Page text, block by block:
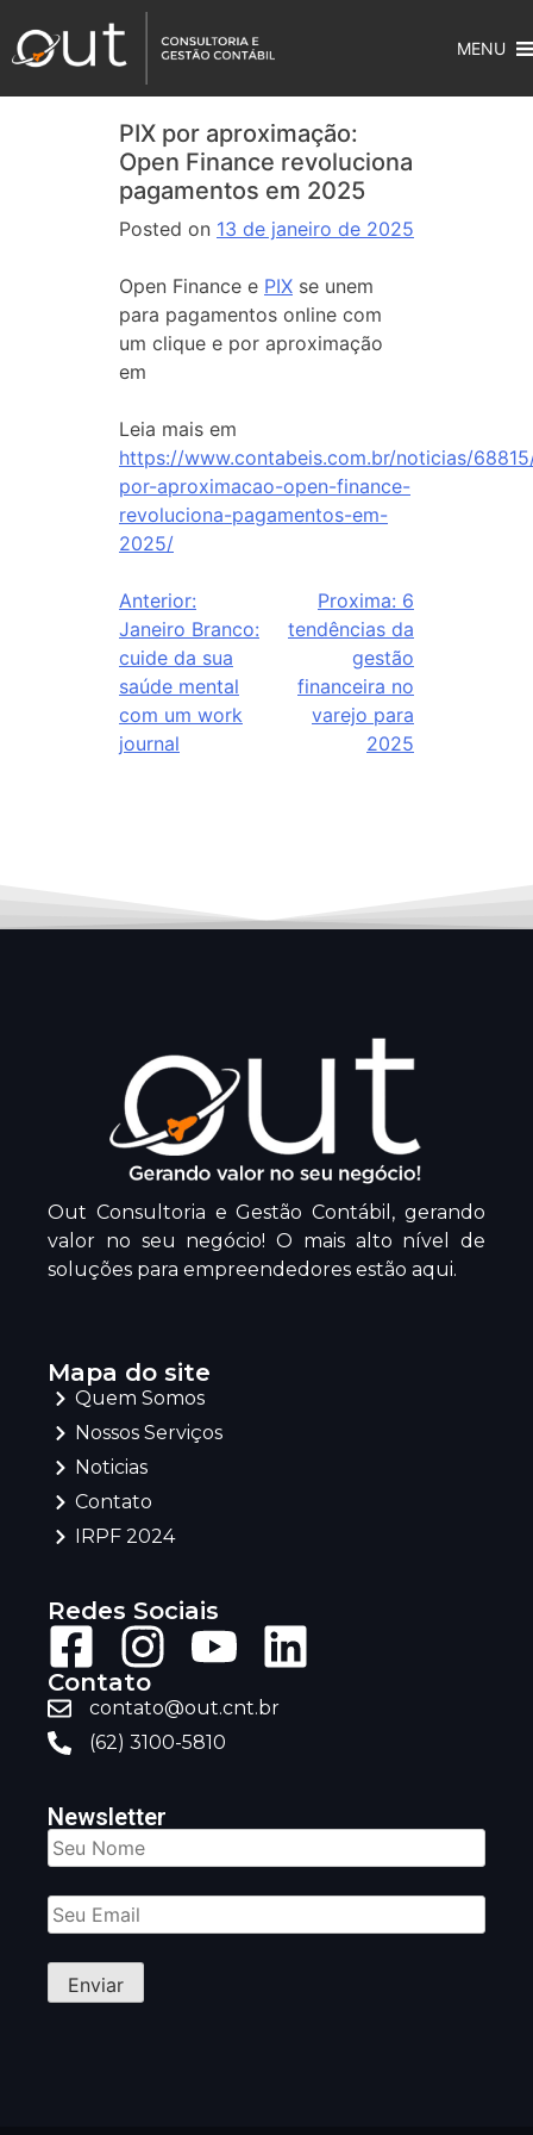
MENU
PIX por aproximação:
Open Finance revoluciona
pagamentos em 2025
Posted on 13 de janeiro de 2025
Open Finance e PIX se unem
para pagamentos online com
um clique e por aproximação
em
Leia mais em
https://www.contabeis.com.br/noticias/
por-aproximacao-open-finance-
revoluciona-pagamentos-em-
2025/
Anterior:
Janeiro Branco:
cuide da sua
saúde mental
com um work
journal
Proxima: 6
tendências da
gestão
financeira no
varejo para
2025
Out Consultoria e Gestão Contábil, gerando
valor no seu negócio! O mais alto nível de
soluções para empreendedores estão aqui.
Mapa do site
Quem Somos
Nossos Serviços
Noticias
Contato
IRPF 2024
Redes Sociais
Contato
contato@out.cnt.br
(62) 3100-5810
Newsletter